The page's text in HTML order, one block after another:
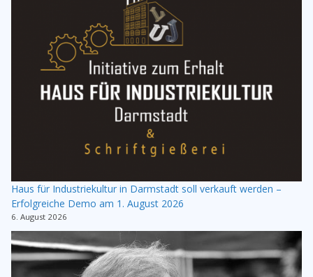
Haus für Industriekultur in Darmstadt soll verkauft werden –
Erfolgreiche Demo am 1. August 2026
6. August 2026